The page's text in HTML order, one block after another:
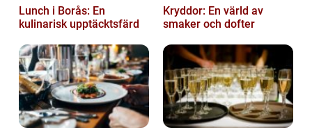
Lunch i Borås: En
kulinarisk upptäcktsfärd
Kryddor: En värld av
smaker och dofter